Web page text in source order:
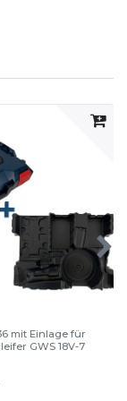
und den
Design
mit Einlage für
GWS 18V-7